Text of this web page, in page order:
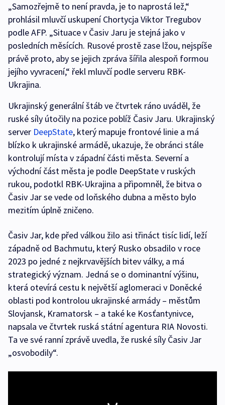
„Samozřejmě to není pravda, je to naprostá lež,“
prohlásil mluvčí uskupení Chortycja Viktor Tregubov
podle AFP. „Situace v Časiv Jaru je stejná jako v
posledních měsících. Rusové prostě zase lžou, nejspíše
právě proto, aby se jejich zpráva šířila alespoň formou
jejího vyvracení,“ řekl mluvčí podle serveru RBK-
Ukrajina.
Ukrajinský generální štáb ve čtvrtek ráno uváděl, že
ruské síly útočily na pozice poblíž Časiv Jaru. Ukrajinský
server DeepState, který mapuje frontové linie a má
blízko k ukrajinské armádě, ukazuje, že obránci stále
kontrolují místa v západní části města. Severní a
východní část města je podle DeepState v ruských
rukou, podotkl RBK-Ukrajina a připomněl, že bitva o
Časiv Jar se vede od loňského dubna a město bylo
mezitím úplně zničeno.
Časiv Jar, kde před válkou žilo asi třináct tisíc lidí, leží
západně od Bachmutu, který Rusko obsadilo v roce
2023 po jedné z nejkrvavějších bitev války, a má
strategický význam. Jedná se o dominantní výšinu,
která otevírá cestu k největší aglomeraci v Doněcké
oblasti pod kontrolou ukrajinské armády – městům
Slovjansk, Kramatorsk – a také ke Kosťantynivce,
napsala ve čtvrtek ruská státní agentura RIA Novosti.
Ta ve své ranní zprávě uvedla, že ruské síly Časiv Jar
„osvobodily“.